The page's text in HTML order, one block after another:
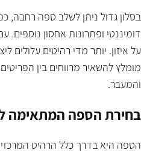
בסלון גדול ניתן לשלב ספה רחבה,
דומיננטי ופתרונות אחסון
על איזון. יותר מדי רהיטים עלולים
מומלץ להשאיר מרווחים בין
והמעבר.
בחירת הספה המתאימה
הספה היא בדרך כלל הרהיט המרכזי